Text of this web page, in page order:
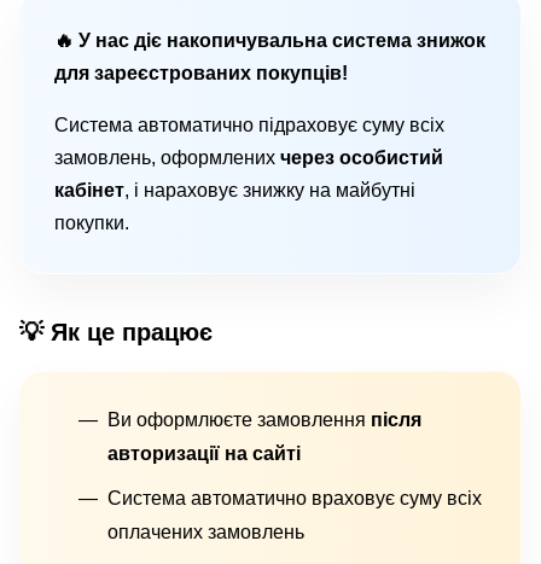
🔥 У нас діє накопичувальна система знижок
для зареєстрованих покупців!
Система автоматично підраховує суму всіх
замовлень, оформлених через особистий
кабінет, і нараховує знижку на майбутні
покупки.
💡 Як це працює
Ви оформлюєте замовлення після
авторизації на сайті
Система автоматично враховує суму всіх
оплачених замовлень